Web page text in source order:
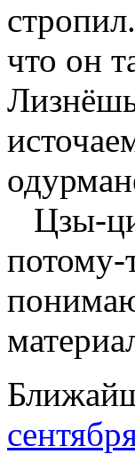
что он
Цзы-ци
потому-